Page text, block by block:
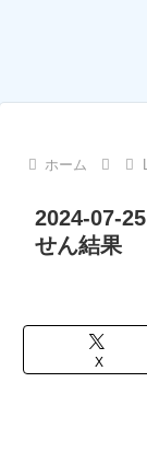
ホーム
2024-07-
せん結果
X